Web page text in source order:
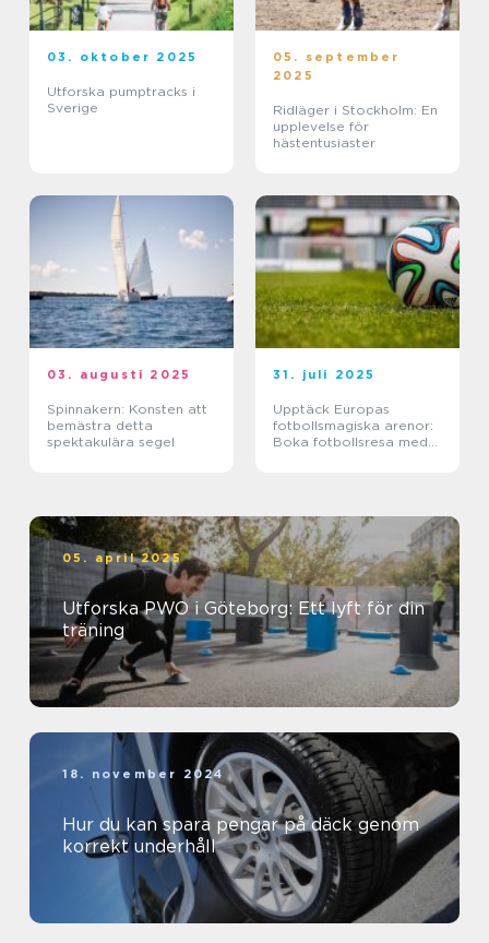
03. oktober 2025
Utforska pumptracks i
Sverige
05. september
2025
Ridläger i Stockholm: En
upplevelse för
hästentusiaster
03. augusti 2025
Spinnakern: Konsten att
bemästra detta
spektakulära segel
31. juli 2025
Upptäck Europas
fotbollsmagiska arenor:
Boka fotbollsresa med
05. april 2025
Utforska PWO i Göteborg: Ett lyft för din
träning
18. november 2024
Hur du kan spara pengar på däck genom
korrekt underhåll